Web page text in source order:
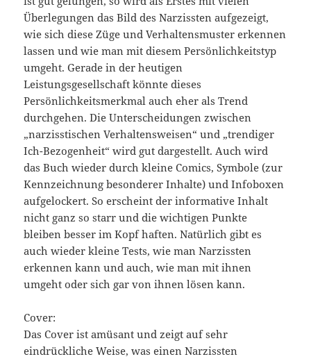
Überlegungen das Bild des Narzissten aufgezeigt,
wie sich diese Züge und Verhaltensmuster erkennen
lassen und wie man mit diesem Persönlichkeitstyp
umgeht. Gerade in der heutigen
Leistungsgesellschaft könnte dieses
Persönlichkeitsmerkmal auch eher als Trend
durchgehen. Die Unterscheidungen zwischen
„narzisstischen Verhaltensweisen“ und „trendiger
Ich-Bezogenheit“ wird gut dargestellt. Auch wird
das Buch wieder durch kleine Comics, Symbole (zur
Kennzeichnung besonderer Inhalte) und Infoboxen
aufgelockert. So erscheint der informative Inhalt
nicht ganz so starr und die wichtigen Punkte
bleiben besser im Kopf haften. Natürlich gibt es
auch wieder kleine Tests, wie man Narzissten
erkennen kann und auch, wie man mit ihnen
umgeht oder sich gar von ihnen lösen kann.
Cover:
Das Cover ist amüsant und zeigt auf sehr
eindrückliche Weise, was einen Narzissten